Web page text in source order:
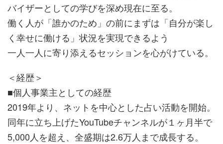
バイザーとしての学びを深め現在に至る。
働く人が「誰かのため」の前にまずは「自分が楽し
く幸せに働ける」状況を実現できるよう
一人一人に寄り添えるセッションを心がけている。
＜経歴＞
■個人事業主としての経歴
2019年より、ネットを中心とした占い活動を開始。
同年に立ち上げたYouTubeチャンネルが１ヶ月半で
5,000人を超え、全盛期は2.6万人まで成長する。